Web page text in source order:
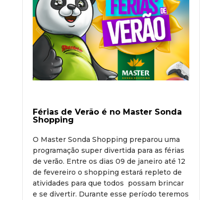
Férias de Verão é no Master Sonda
Shopping
O Master Sonda Shopping preparou uma
programação super divertida para as férias
de verão. Entre os dias 09 de janeiro até 12
de fevereiro o shopping estará repleto de
atividades para que todos possam brincar
e se divertir. Durante esse período teremos